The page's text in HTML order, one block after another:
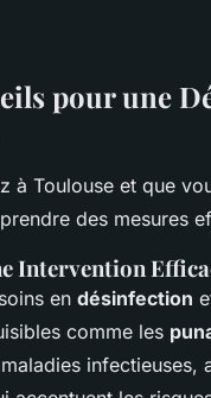
pour une
à Toulouse et que
des mesures
Intervention
en désinfection
comme les
infectieuses,